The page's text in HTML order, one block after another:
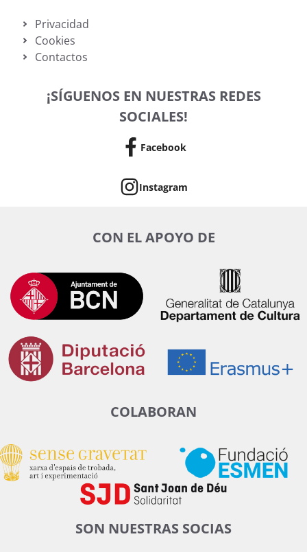
Privacidad
Cookies
Contactos
¡SÍGUENOS EN NUESTRAS REDES
SOCIALES!
Facebook
Instagram
CON EL APOYO DE
COLABORAN
SON NUESTRAS SOCIAS